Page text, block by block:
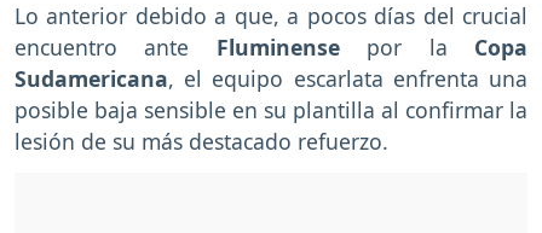
Lo anterior debido a que, a pocos días del crucial
encuentro ante Fluminensepor la Copa
Sudamericana, el equipo escarlata enfrenta una
posible baja sensible en su plantilla al confirmar la
lesión de su más destacado refuerzo.